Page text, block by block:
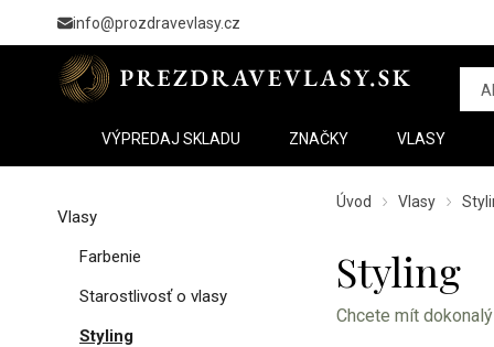
info@prozdravevlasy.cz
VÝPREDAJ SKLADU ZNAČKY VLASY
Vlasy
Farbenie
Starostlivosť o vlasy
Styling
Úvod Vlasy
Styling
Chcete mít